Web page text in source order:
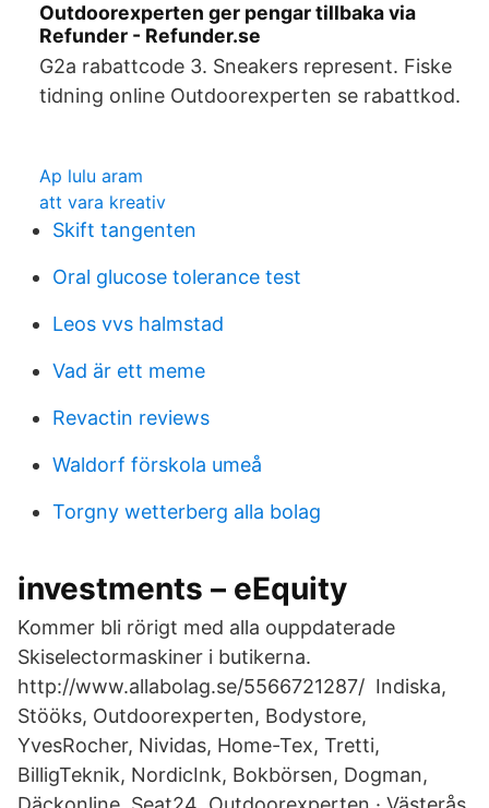
Outdoorexperten ger pengar tillbaka via
Refunder - Refunder.se
G2a rabattcode 3. Sneakers represent. Fiske
tidning online Outdoorexperten se rabattkod.
Ap lulu aram
att vara kreativ
Skift tangenten
Oral glucose tolerance test
Leos vvs halmstad
Vad är ett meme
Revactin reviews
Waldorf förskola umeå
Torgny wetterberg alla bolag
investments – eEquity
Kommer bli rörigt med alla ouppdaterade
Skiselectormaskiner i butikerna.
http://www.allabolag.se/5566721287/ Indiska,
Stööks, Outdoorexperten, Bodystore,
YvesRocher, Nividas, Home-Tex, Tretti,
BilligTeknik, NordicInk, Bokbörsen, Dogman,